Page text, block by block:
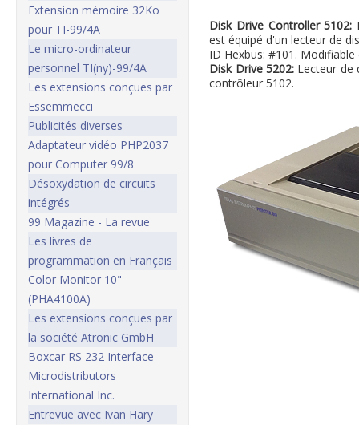
Extension mémoire 32Ko
pour TI-99/4A
Le micro-ordinateur
personnel TI(ny)-99/4A
Les extensions conçues par
Essemmecci
Publicités diverses
Adaptateur vidéo PHP2037
pour Computer 99/8
Désoxydation de circuits
intégrés
99 Magazine - La revue
Les livres de
programmation en Français
Color Monitor 10"
(PHA4100A)
Les extensions conçues par
la société Atronic GmbH
Boxcar RS 232 Interface -
Microdistributors
International Inc.
Entrevue avec Ivan Hary
Disk Drive Controller 5102:
est équipé d'un lecteur de
ID Hexbus: #101.
Disk Drive 5202: Lecteur de
contrôleur 5102.